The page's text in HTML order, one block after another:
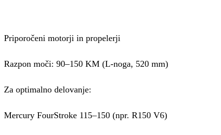
Priporočeni motorji in propelerji
Razpon moči: 90–150 KM (L-noga, 520 mm)
Za optimalno delovanje:
Mercury FourStroke 115–150 (npr. R150 V6)